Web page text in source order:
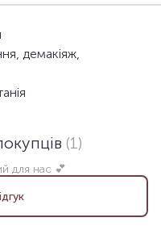
демакіяж,
(1)
для нас 💕